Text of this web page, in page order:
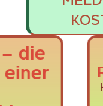
⛓️
Rolle
Hör auf,
Chemie-